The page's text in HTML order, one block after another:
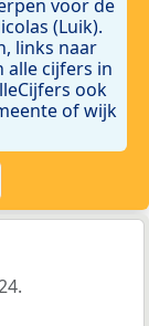
voor de
(Luik).
links naar
alle cijfers in
ook
of wijk